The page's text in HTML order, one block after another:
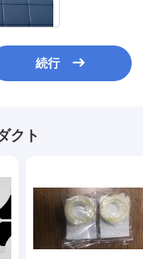
続行
クト